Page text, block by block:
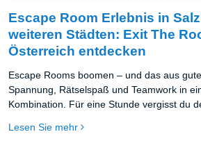
Escape Room Erlebnis in
weiteren Städten: Exit The
Österreich entdecken
Escape Rooms boomen – und das aus
Spannung, Rätselspaß und Teamwork in
Kombination. Für eine Stunde vergisst du
Abenteuers. Kein Wunder also, dass
Lesen Sie mehr